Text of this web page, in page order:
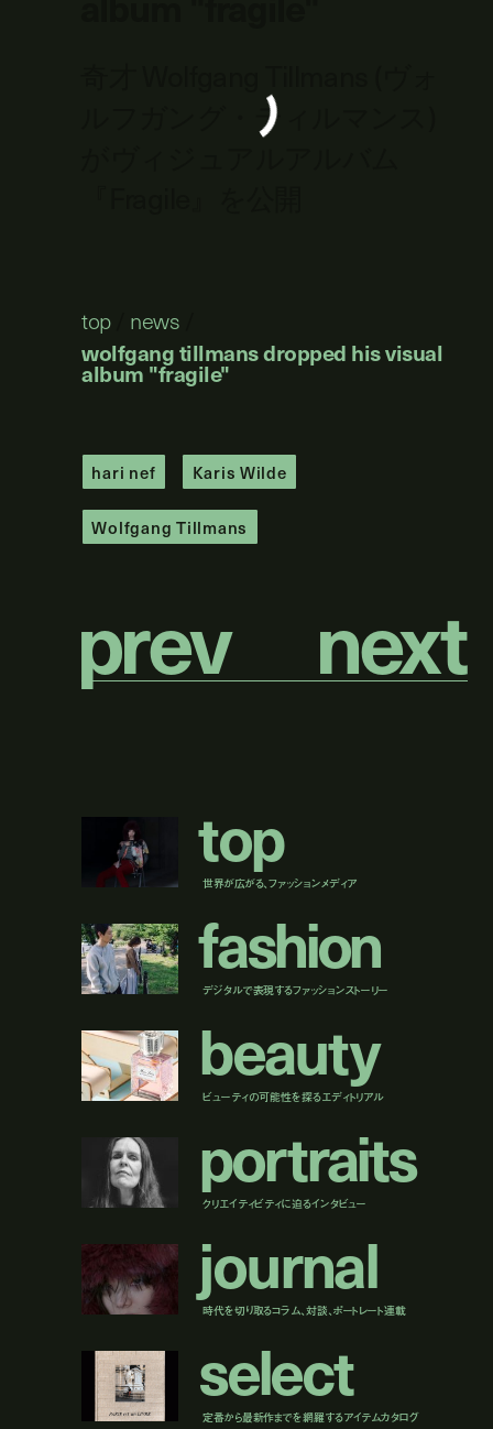
ルフガング・ティルマンス)
top/ news
wolfgang tillmans dropped his visual
album "fragile"
hari nef Karis Wilde
Wolfgang Tillmans
prev next
top
世界が広がる、ファッションメディア
fashion
デジタルで表現するファッションストーリー
beauty
ビューティの可能性を探るエディトリアル
portraits
クリエイティビティに迫るインタビュー
journal
時代を切り取るコラム、対談、ポートレート連載
select
定番から最新作までを網羅するアイテムカタログ